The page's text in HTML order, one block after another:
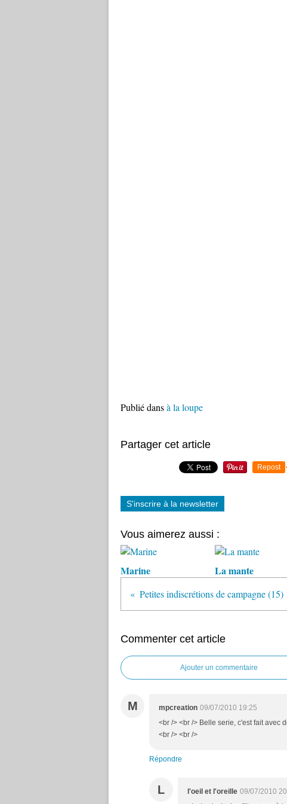
Publié dansà la loupe
Partager cet article
Repost
S'inscrire à la newsletter
Vous aimerez aussi :
Marine La mante
Petites indiscrétions de campagne (15)
Commenter cet article
Ajouter un commentaire
M mpcreation 09/07/2010 19:25
<br /> <br /> Belle serie, c'est fait avec
<br /> <br />
Répondre
L l'oeil et l'oreille 09/07/2010